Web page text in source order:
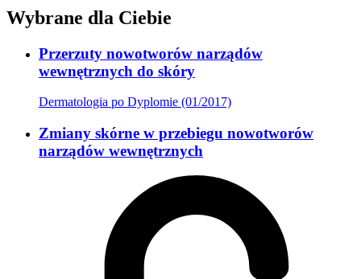
Wybrane dla Ciebie
Przerzuty nowotworów narządów
wewnętrznych do skóry
Dermatologia po Dyplomie (01/2017)
Zmiany skórne w przebiegu nowotworów
narządów wewnętrznych